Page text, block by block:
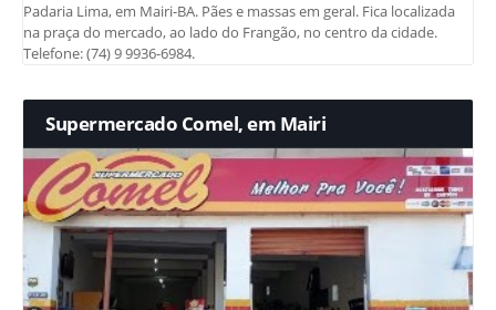
Padaria Lima, em Mairi-BA. Pães e massas em geral. Fica localizada
na praça do mercado, ao lado do Frangão, no centro da cidade.
Telefone: (74) 9 9936-6984.
Supermercado Comel, em Mairi